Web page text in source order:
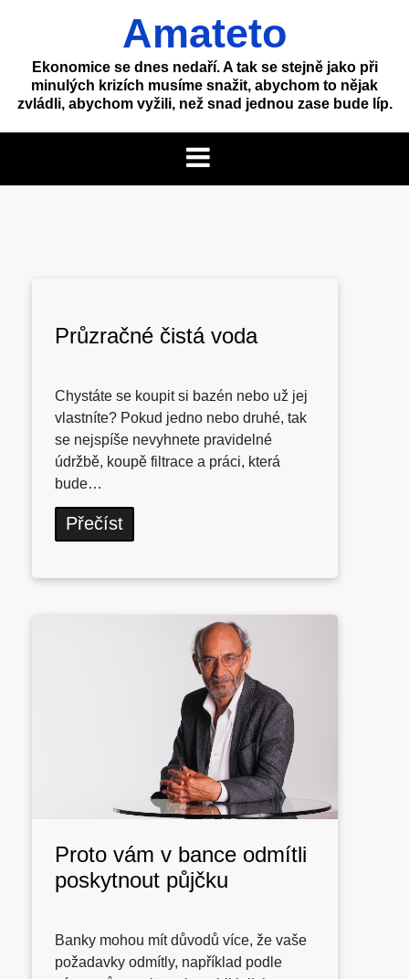
Amateto
Ekonomice se dnes nedaří. A tak se stejně jako při
minulých krizích musíme snažit, abychom to nějak
zvládli, abychom vyžili, než snad jednou zase bude líp.
Průzračné čistá voda
Chystáte se koupit si bazén nebo už jej
vlastníte? Pokud jedno nebo druhé, tak
se nejspíše nevyhnete pravidelné
údržbě, koupě filtrace a práci, která
bude…
Přečíst
Proto vám v bance odmítli
poskytnout půjčku
Banky mohou mít důvodů více, že vaše
požadavky odmítly, například podle